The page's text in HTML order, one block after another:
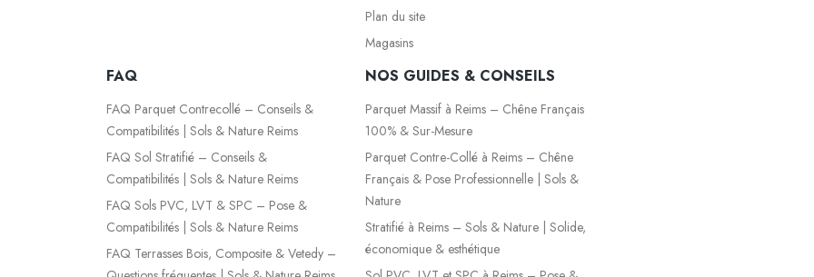
Plan du site
Magasins
FAQ
FAQ Parquet Contrecollé – Conseils &
Compatibilités | Sols & Nature Reims
FAQ Sol Stratifié – Conseils &
Compatibilités | Sols & Nature Reims
FAQ Sols PVC, LVT & SPC – Pose &
Compatibilités | Sols & Nature Reims
FAQ Terrasses Bois, Composite & Vetedy –
NOS GUIDES & CONSEILS
Parquet Massif à Reims – Chêne Français
100% & Sur-Mesure
Parquet Contre-Collé à Reims – Chêne
Français & Pose Professionnelle | Sols &
Nature
Stratifié à Reims – Sols & Nature | Solide,
économique & esthétique